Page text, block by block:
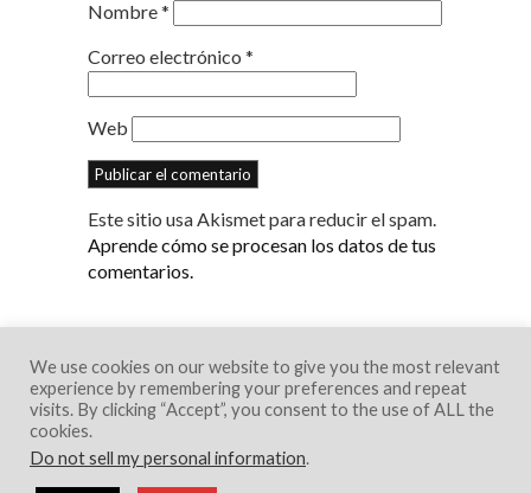
Nombre*
Correo electrónico *
Web
Este sitio usa Akismet para reducir el spam.
Aprende cómo se procesan los datos de tus
comentarios.
© 2018 Creative Portfolio Theme. Developed
We use cookies on our website to give you the most relevant
experience by remembering your preferences and repeat
visits. By clicking “Accept”, you consent to the use of ALL the
cookies.
Do not sell my personal information.